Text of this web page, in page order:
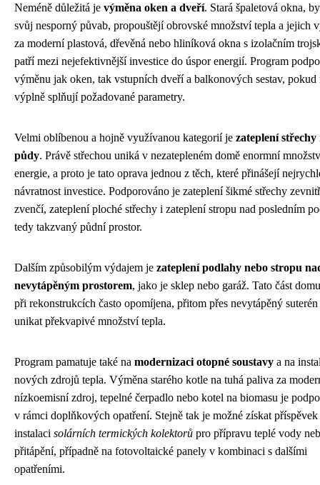
Neméně důležitá je výměna oken a dveří. Stará špaletová okna,
svůj nesporný půvab, propouštějí obrovské množství tepla a jejich
za moderní plastová, dřevěná nebo hliníková okna s izolačním
patří mezi nejefektivnější investice do úspor energií. Program
výměnu jak oken, tak vstupních dveří a balkonových sestav, pokud
výplně splňují požadované parametry.
Velmi oblíbenou a hojně využívanou kategorií je zateplení střechy
půdy. Právě střechou uniká v nezatepleném domě enormní
energie, a proto je tato oprava jednou z těch, které přinášejí
návratnost investice. Podporováno je zateplení šikmé střechy
zvenčí, zateplení ploché střechy i zateplení stropu nad posledním
tedy takzvaný půdní prostor.
Dalším způsobilým výdajem je zateplení podlahy nebo stropu
nevytápěným prostorem, jako je sklep nebo garáž. Tato část
při rekonstrukcích často opomíjena, přitom přes nevytápěný suterén
unikat překvapivé množství tepla.
Program pamatuje také na modernizaci otopné soustavy a na
nových zdrojů tepla. Výměna starého kotle na tuhá paliva za
nízkoemisní zdroj, tepelné čerpadlo nebo kotel na biomasu je
v rámci doplňkových opatření. Stejně tak je možné získat příspěvek
instalaci solárních termických kolektorů pro přípravu teplé vody
přitápění, případně na fotovoltaické panely v kombinaci s dalšími
opatřeními.